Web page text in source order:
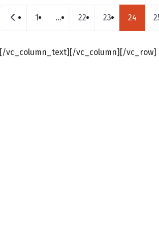
Posts navigation
Nouveaux postes
1 … 22 23 24
[/vc_column_text][/vc_column][/vc_row]